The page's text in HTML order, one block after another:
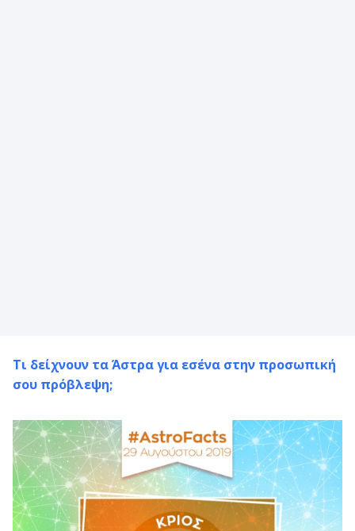
Τι δείχνουν τα Άστρα για εσένα στην προσωπική
σου πρόβλεψη;